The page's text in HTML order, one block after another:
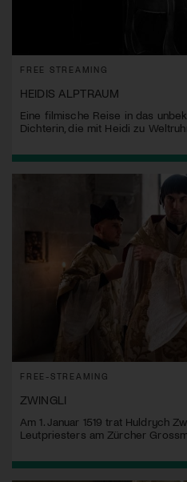
FREE STREAMING
HEIDIS ALPTRAUM
Eine filmische Reise in das
Dichterin, die mit Heidi zu
FREE-STREAMING
ZWINGLI
Am 1. Januar 1519 trat Huldrych
Leutpriesters am Zürcher